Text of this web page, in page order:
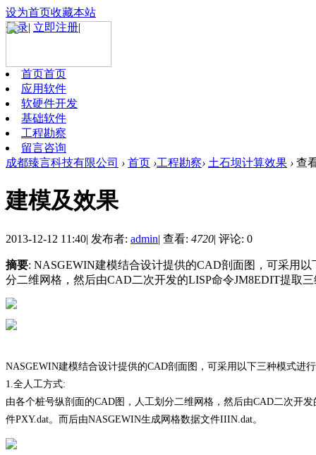
设为首页收藏本站
登录| 立即注册|
首页首页
应用软件
软硬件开发
基础软件
工程勘察
留言咨询
成都臻言科技有限公司 › 首页 ›工程勘察› 土石坝计算效果 › 查
建模及效果
2013-12-12 11:40| 发布者: admin| 查看: 4720| 评论: 0
摘要: NASGEWIN建模结合设计提供的CAD剖面图，可采用
分二维网格，然后由CAD二次开发的LISP命令JM8EDIT提取
NASGEWIN建模结合设计提供的CAD剖面图，可采用以下三种模式进行
1. 全人工方式:
由各个桩号纵剖面的CAD图，人工划分二维网格，然后由CAD二次开发
件PXY.dat。而后由NASGEWIN生成网格数据文件IIIN.dat。